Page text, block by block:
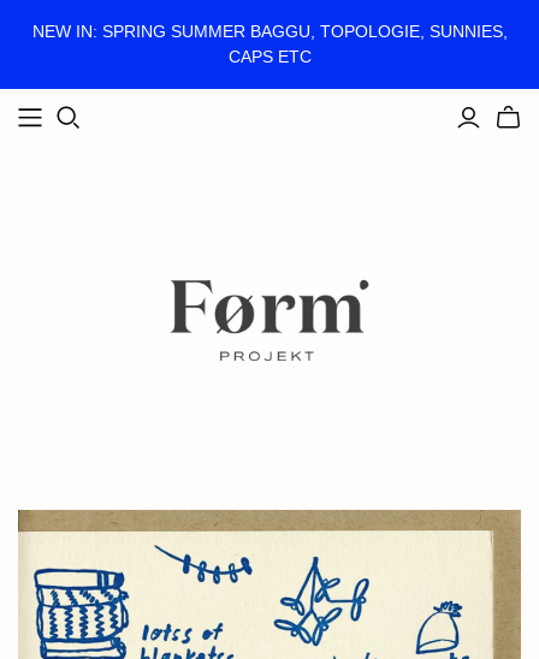
NEW IN: SPRING SUMMER BAGGU, TOPOLOGIE, SUNNIES,
CAPS ETC